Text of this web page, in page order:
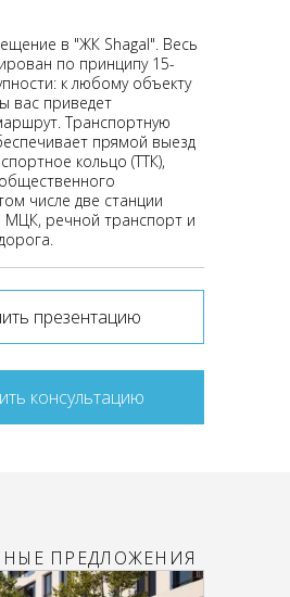
в "ЖК Shagal". Весь
по принципу 15-
к любому объекту
вас приведет
Транспортную
прямой выезд
кольцо (ТТК),
числе две станции
МЦК, речной транспорт и
презентацию
консультацию
ПРЕДЛОЖЕНИЯ